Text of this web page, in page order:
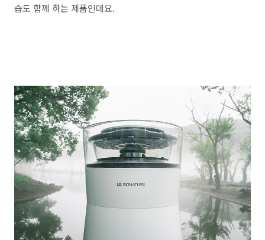
습도 함께 하는 제품인데요.